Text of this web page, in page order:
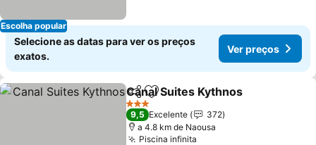
Escolha popular
Selecione as datas para ver os preços
exatos.
Ver preços
PartilharAdicionar aos favoritos
Canal Suites Kythnos
3 Estrelas
9,5 Excelente
372
a 4.8 km de Naousa
Piscina infinita